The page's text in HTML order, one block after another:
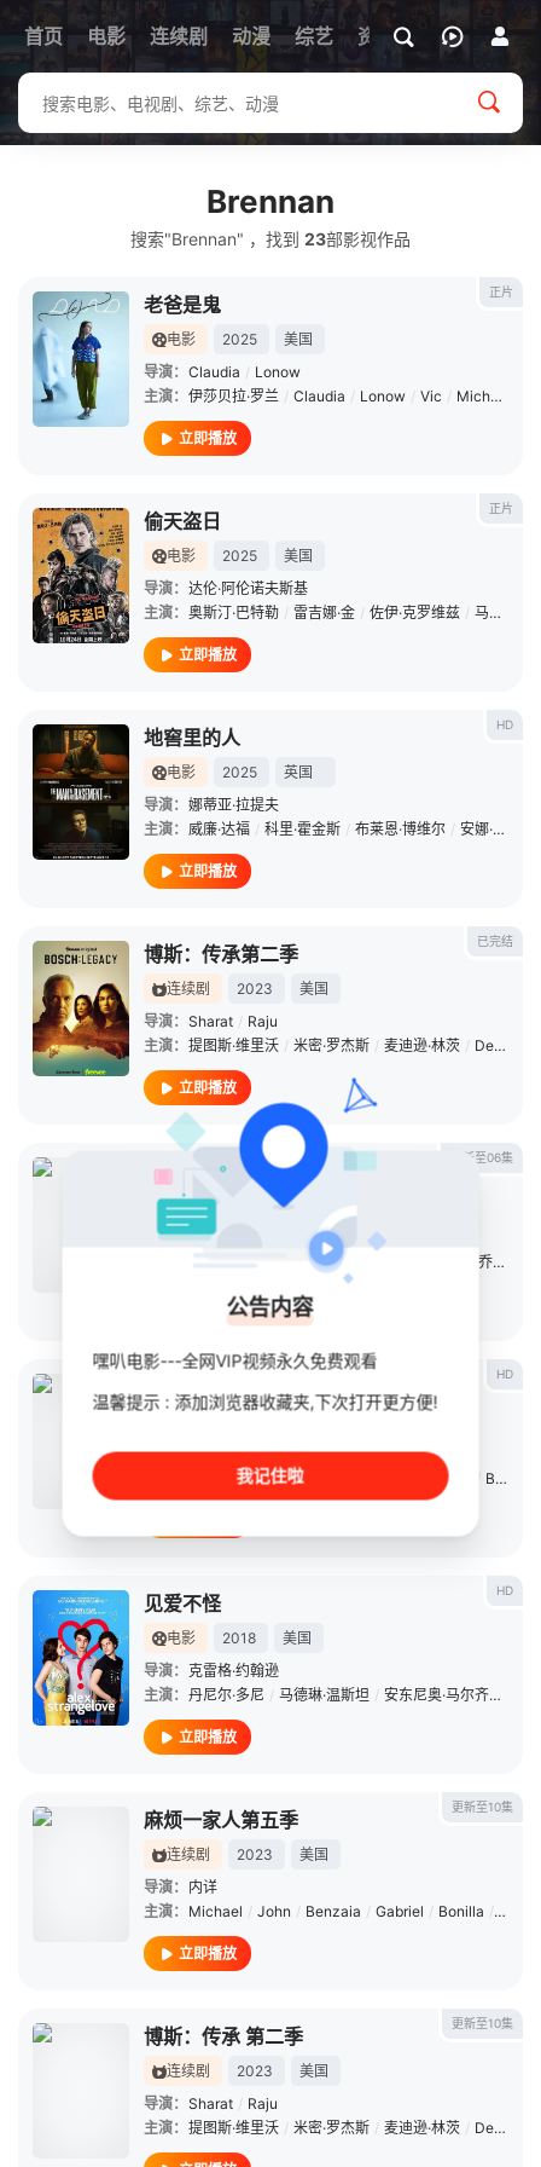
首页 电影 连续剧 动漫 综艺 资讯
Brennan
搜索"Brennan" ，找到 23部影视作品
正片
老爸是鬼
电影 2025
美国
导演： Claudia / Lonow
主演： 伊莎贝拉·罗兰 / Claudia / Lonow / Vic / Michaelis
立即播放
正片
偷天盗日
电影 2025
美国
导演： 达伦·阿伦诺夫斯基
主演： 奥斯汀·巴特勒 / 雷吉娜·金 / 佐伊·克罗维兹 / 马特·史密斯
立即播放
HD
地窖里的人
电影 2025
英国
导演： 娜蒂亚·拉提夫
主演： 威廉·达福 / 科里·霍金斯 / 布莱恩·博维尔 / 安娜·迪奥普
立即播放
已完结
博斯：传承第二季
连续剧 2023
美国
导演： Sharat / Raju
主演： 提图斯·维里沃 / 米密·罗杰斯 / 麦迪逊·林茨 / Denise
立即播放
更新至06集
这座城
连续剧
导演：保罗·惠廷顿
Stefan / 乔治·索纳
立即播放
HD
第25号座位
导演：Nicholas / Agnew
凯特·阿什菲尔德 / Daniel / Brennan
HD
见爱不怪
电影 2018
美国
导演： 克雷格·约翰逊
主演： 丹尼尔·多尼 / 马德琳·温斯坦 / 安东尼奥·马尔齐亚莱
立即播放
更新至10集
麻烦一家人第五季
连续剧 2023
美国
导演： 内详
主演： Michael / John / Benzaia / Gabriel / Bonilla /
立即播放
更新至10集
博斯：传承 第二季
连续剧 2023
美国
导演： Sharat / Raju
主演： 提图斯·维里沃 / 米密·罗杰斯 / 麦迪逊·林茨 / Denise
公告内容
嘿叭电影---全网VIP视频永久免费观看
温馨提示 : 添加浏览器收藏夹,下次打开更方便!
我记住啦